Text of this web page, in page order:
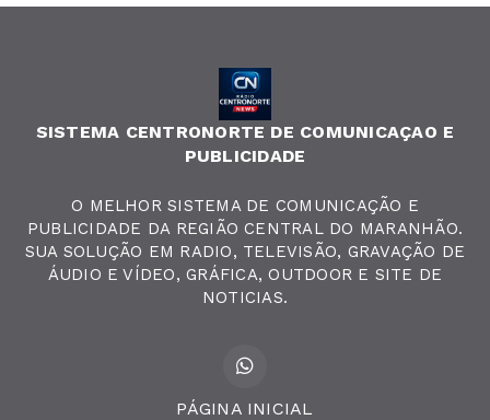
SISTEMA CENTRONORTE DE COMUNICAÇAO E
PUBLICIDADE
O MELHOR SISTEMA DE COMUNICAÇÃO E
PUBLICIDADE DA REGIÃO CENTRAL DO MARANHÃO.
SUA SOLUÇÃO EM RADIO, TELEVISÃO, GRAVAÇÃO DE
ÁUDIO E VÍDEO, GRÁFICA, OUTDOOR E SITE DE
NOTICIAS.
PÁGINA INICIAL